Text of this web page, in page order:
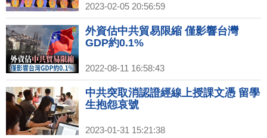
2023-02-05 20:56:59
外資估中共貿易限縮 僅影響台灣
GDP約0.1%
2022-08-11 16:58:43
中共突取消認證經線上授課文憑 留學
生抱怨哀號
2023-01-31 15:21:38